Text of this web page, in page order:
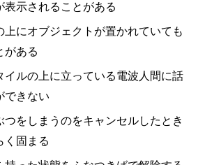
表示されることがある
上にオブジェクトが置かれていても
がある
イルの上に立っている電波人間に話
できない
つをしまうのをキャンセルしたとき
く固まる